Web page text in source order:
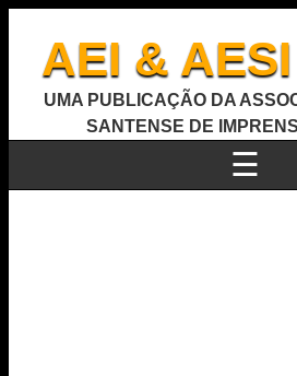
AEI &
UMA PUBLICAÇÃO DA
SANTENSE DE
☰